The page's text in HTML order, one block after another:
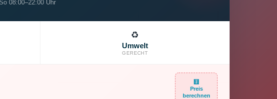
08:00–22:00 Uhr
♻️
Umwelt
GERECHT
🧮
Preis
berechnen